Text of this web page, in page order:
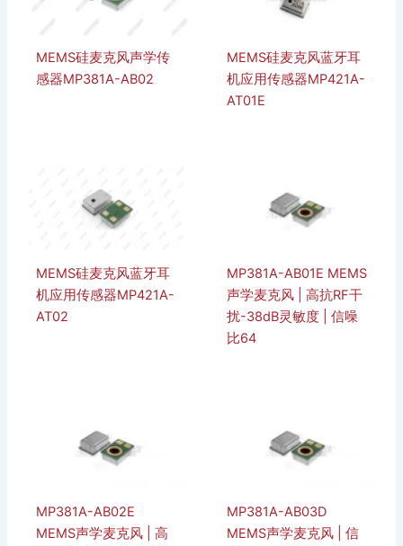
MEMS硅麦克风声学传
感器MP381A-AB02
MEMS硅麦克风蓝牙耳
机应用传感器MP421A-
AT01E
MEMS硅麦克风蓝牙耳
机应用传感器MP421A-
AT02
MP381A-AB01E MEMS
声学麦克风 | 高抗RF干
扰-38dB灵敏度 | 信噪
比64
MP381A-AB02E
MEMS声学麦克风 | 高
MP381A-AB03D
MEMS声学麦克风 | 信